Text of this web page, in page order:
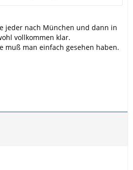
jeder nach München und dann in
vollkommen klar.
muß man einfach gesehen haben.